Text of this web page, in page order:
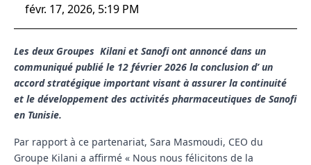
févr. 17, 2026, 5:19 PM
Les deux Groupes Kilani et Sanofi ont annoncé dans un
communiqué publié le 12 février 2026 la conclusion d’ un
accord stratégique important visant à assurer la continuité
et le développement des activités pharmaceutiques de Sanofi
en Tunisie.
Par rapport à ce partenariat, Sara Masmoudi, CEO du
Groupe Kilani a affirmé « Nous nous félicitons de la